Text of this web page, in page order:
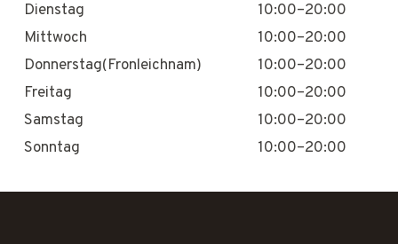
Dienstag
10:00–20:00
Mittwoch
10:00–20:00
Donnerstag(Fronleichnam)
10:00–20:00
Freitag
10:00–20:00
Samstag
10:00–20:00
Sonntag
10:00–20:00